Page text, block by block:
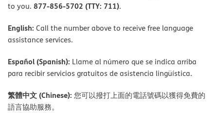
to you. 877-856-5702 (TTY: 711).
English: Call the number above to receive free language
assistance services.
Español (Spanish): Llame al número que se indica arriba
para recibir servicios gratuitos de asistencia lingüística.
繁體中文 (Chinese): 您可以撥打上面的電話號碼以獲得免費的
語言協助服務。